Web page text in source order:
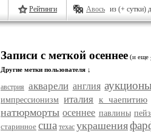
Рейтинги Авось из (+ сутки)
Записи с меткой осеннее (и еще
Другие метки пользователя ↓
австрия акварели англия аукционы
импрессионизм италия к чаепитию
натюрморты осеннее павлины
старинное сша техас украшения